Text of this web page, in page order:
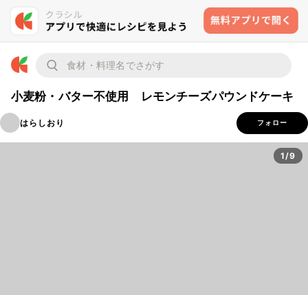
小麦粉・バター不使用 レモンチーズパウンドケーキ
はらしおり フォロー
1/9